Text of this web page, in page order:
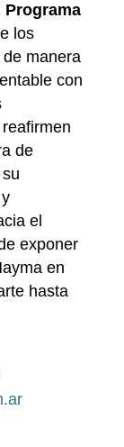
Programa
los
manera
con
de
el
exponer
en
hasta